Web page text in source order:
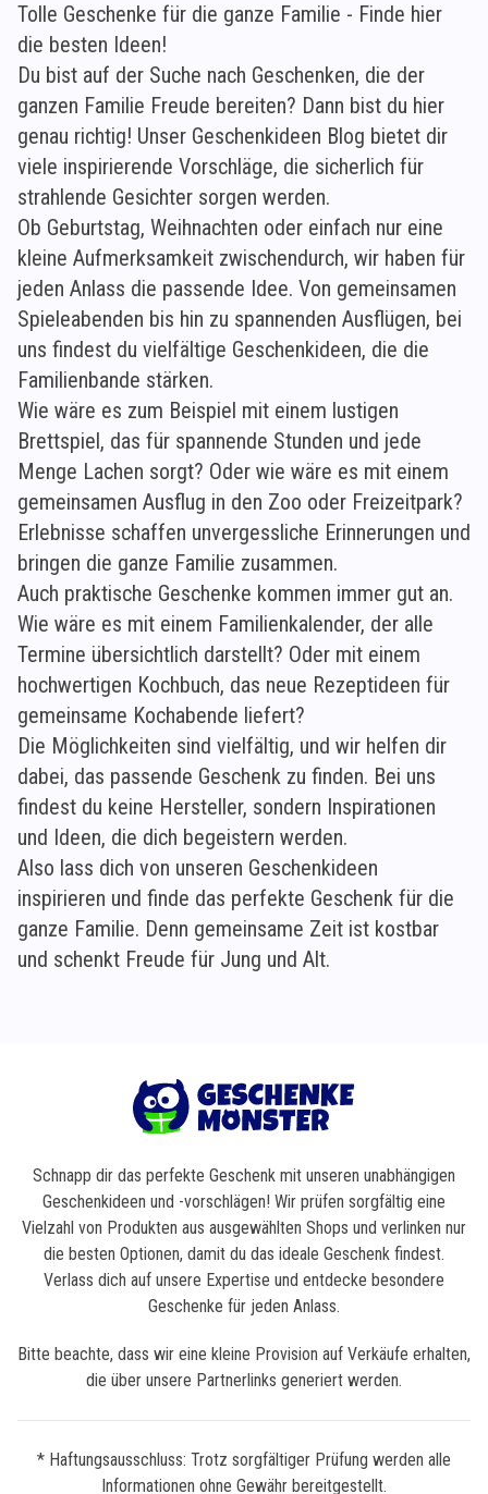
Tolle Geschenke für die ganze Familie - Finde hier
die besten Ideen!
Du bist auf der Suche nach Geschenken, die der
ganzen Familie Freude bereiten? Dann bist du hier
genau richtig! Unser Geschenkideen Blog bietet dir
viele inspirierende Vorschläge, die sicherlich für
strahlende Gesichter sorgen werden.
Ob Geburtstag, Weihnachten oder einfach nur eine
kleine Aufmerksamkeit zwischendurch, wir haben für
jeden Anlass die passende Idee. Von gemeinsamen
Spieleabenden bis hin zu spannenden Ausflügen, bei
uns findest du vielfältige Geschenkideen, die die
Familienbande stärken.
Wie wäre es zum Beispiel mit einem lustigen
Brettspiel, das für spannende Stunden und jede
Menge Lachen sorgt? Oder wie wäre es mit einem
gemeinsamen Ausflug in den Zoo oder Freizeitpark?
Erlebnisse schaffen unvergessliche Erinnerungen und
bringen die ganze Familie zusammen.
Auch praktische Geschenke kommen immer gut an.
Wie wäre es mit einem Familienkalender, der alle
Termine übersichtlich darstellt? Oder mit einem
hochwertigen Kochbuch, das neue Rezeptideen für
gemeinsame Kochabende liefert?
Die Möglichkeiten sind vielfältig, und wir helfen dir
dabei, das passende Geschenk zu finden. Bei uns
findest du keine Hersteller, sondern Inspirationen
und Ideen, die dich begeistern werden.
Also lass dich von unseren Geschenkideen
inspirieren und finde das perfekte Geschenk für die
ganze Familie. Denn gemeinsame Zeit ist kostbar
und schenkt Freude für Jung und Alt.
Schnapp dir das perfekte Geschenk mit unseren unabhängigen
Geschenkideen und -vorschlägen! Wir prüfen sorgfältig eine
Vielzahl von Produkten aus ausgewählten Shops und verlinken nur
die besten Optionen, damit du das ideale Geschenk findest.
Verlass dich auf unsere Expertise und entdecke besondere
Geschenke für jeden Anlass.
Bitte beachte, dass wir eine kleine Provision auf Verkäufe erhalten,
die über unsere Partnerlinks generiert werden.
* Haftungsausschluss: Trotz sorgfältiger Prüfung werden alle
Informationen ohne Gewähr bereitgestellt.